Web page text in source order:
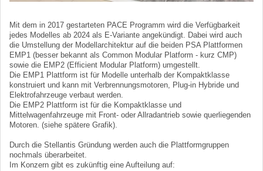
Mit dem in 2017 gestarteten PACE Programm wird die Verfügbarkeit
jedes Modelles ab 2024 als E-Variante angekündigt. Dabei wird auch
die Umstellung der Modellarchitektur auf die beiden PSA Plattformen
EMP1 (besser bekannt als Common Modular Platform - kurz CMP)
sowie die EMP2 (Efficient Modular Platform) umgestellt.
Die EMP1 Plattform ist für Modelle unterhalb der Kompaktklasse
konstruiert und kann mit Verbrennungsmotoren, Plug-in Hybride und
Elektrofahrzeuge verbaut werden.
Die EMP2 Plattform ist für die Kompaktklasse und
Mittelwagenfahrzeuge mit Front- oder Allradantrieb sowie querliegenden
Motoren. (siehe spätere Grafik).
Durch die Stellantis Gründung werden auch die Plattformgruppen
nochmals überarbeitet.
Im Konzern gibt es zukünftig eine Aufteilung auf: